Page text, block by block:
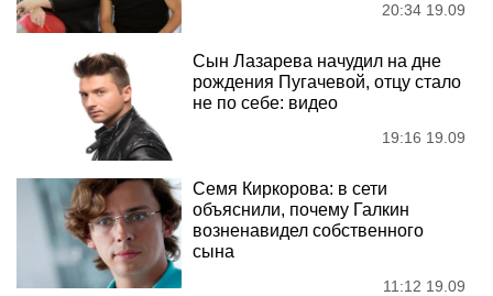
20:34 19.09
Сын Лазарева начудил на дне
рождения Пугачевой, отцу стало
не по себе: видео
19:16 19.09
Семя Киркорова: в сети
объяснили, почему Галкин
возненавидел собственного
сына
11:12 19.09